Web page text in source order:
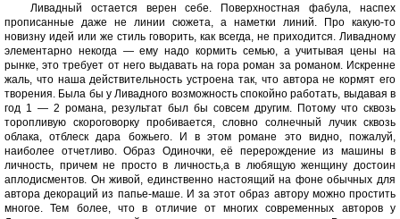
Ливадный остается верен себе. Поверхностная фабула, наспех
прописанные даже не линии сюжета, а наметки линий. Про какую-то
новизну идей или же стиль говорить, как всегда, не приходится. Ливадному
элементарно некогда — ему надо кормить семью, а учитывая цены на
рынке, это требует от него выдавать на гора роман за романом. Искренне
жаль, что наша действительность устроена так, что автора не кормят его
творения. Была бы у Ливадного возможность спокойно работать, выдавая в
год 1 — 2 романа, результат был бы совсем другим. Потому что сквозь
торопливую скороговорку пробивается, словно солнечный лучик сквозь
облака, отблеск дара божьего. И в этом романе это видно, пожалуй,
наиболее отчетливо. Образ Одиночки, её перерождение из машины в
личность, причем не просто в личность,а в любящую женщину достоин
аплодисментов. Он живой, единственно настоящий на фоне обычных для
автора декораций из папье-маше. И за этот образ автору можно простить
многое. Тем более, что в отличие от многих современных авторов у